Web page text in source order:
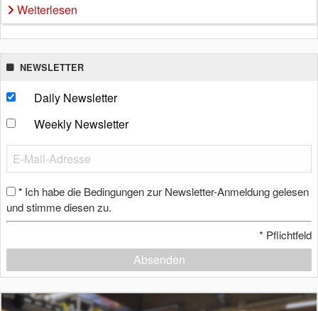
Weiterlesen
NEWSLETTER
Daily Newsletter
Weekly Newsletter
* Ich habe die Bedingungen zur Newsletter-Anmeldung gelesen
und stimme diesen zu.
* Pflichtfeld
Absenden